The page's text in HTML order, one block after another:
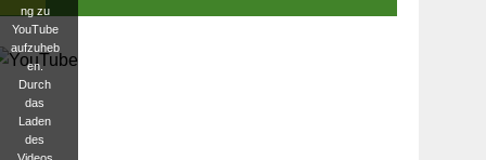
ng zu
YouTube
aufzuheb
en.
Durch
das
Laden
des
Videos